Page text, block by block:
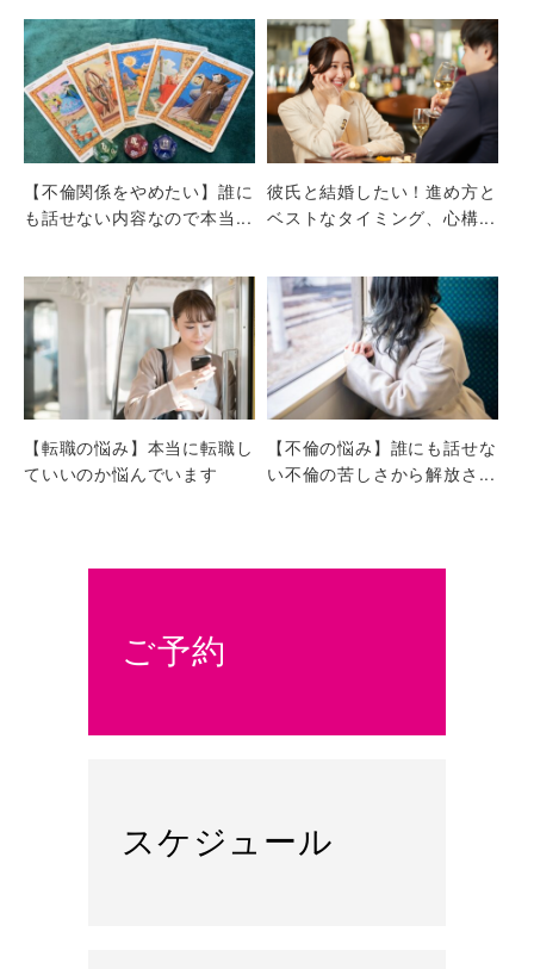
【不倫関係をやめたい】誰に
も話せない内容なので本当...
彼氏と結婚したい！進め方と
ベストなタイミング、心構...
【転職の悩み】本当に転職し
ていいのか悩んでいます
【不倫の悩み】誰にも話せな
い不倫の苦しさから解放さ...
ご予約
スケジュール